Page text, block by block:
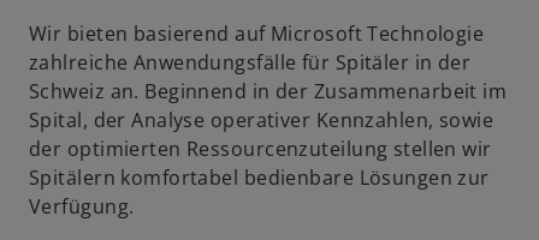
g
e
ö
f
f
n
e
t
Wir bieten basierend auf Microsoft Technologie
zahlreiche Anwendungsfälle für Spitäler in der
Schweiz an. Beginnend in der Zusammenarbeit im
Spital, der Analyse operativer Kennzahlen, sowie
der optimierten Ressourcenzuteilung stellen wir
Spitälern komfortabel bedienbare Lösungen zur
Verfügung.